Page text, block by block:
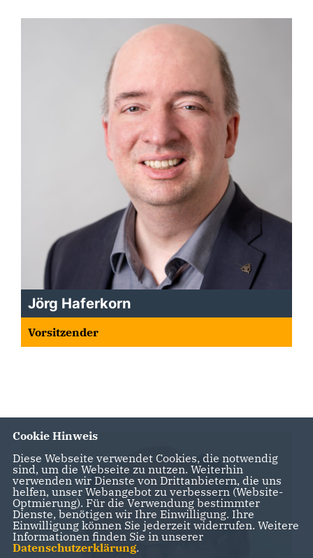
Jörg Haferkorn
Vorsitzender
Cookie Hinweis
Diese Webseite verwendet Cookies, die notwendig
sind, um die Webseite zu nutzen. Weiterhin
verwenden wir Dienste von Drittanbietern, die uns
helfen, unser Webangebot zu verbessern (Website-
Optmierung). Für die Verwendung bestimmter
Dienste, benötigen wir Ihre Einwilligung. Ihre
Einwilligung können Sie jederzeit widerrufen. Weitere
Informationen finden Sie in unserer
Datenschutzerklärung.